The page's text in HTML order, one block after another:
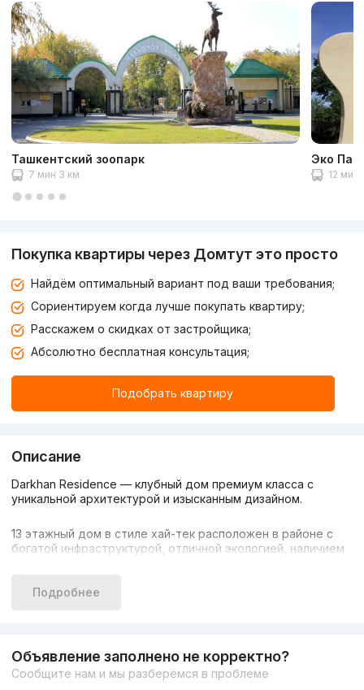
Ташкентский зоопарк
7 мин 3 км
Эко
12 мин
Покупка квартиры через Домтут это просто
Найдём оптимальный вариант под ваши требования;
Сориентируем когда лучше покупать квартиру;
Расскажем о скидках от застройщика;
Абсолютно бесплатная консультация;
Подобрать квартиру
Описание
Darkhan Residence — клубный дом премиум класса с
уникальной архитектурой и изысканным дизайном.
13 этажный дом в стиле хай-тек расположен в районе с
богатой инфраструктурой, отличной экологией, наличием
Для фасада будут использованы только
Так же будут установлены качественные рамы
Подробнее
Объявление заполнено не корректно?
Сообщите нам и мы разберёмся в проблеме